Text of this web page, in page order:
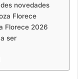
novedades
Florece
Florece 2026
ser